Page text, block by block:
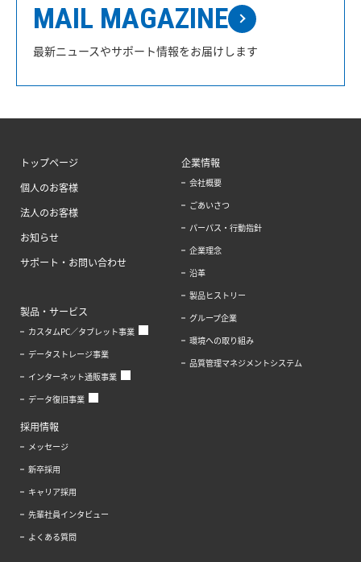
MAIL MAGAZINE
最新ニュースやサポート情報をお届けします
トップページ
個人のお客様
法人のお客様
お知らせ
サポート・お問い合わせ
製品・サービス
カスタムPC／タブレット事業
データストレージ事業
インターネット通販事業
データ復旧事業
企業情報
会社概要
ごあいさつ
パーパス・行動指針
企業理念
沿革
製品ヒストリー
グループ企業
環境への取り組み
品質管理マネジメントシステム
採用情報
メッセージ
新卒採用
キャリア採用
先輩社員インタビュー
よくある質問